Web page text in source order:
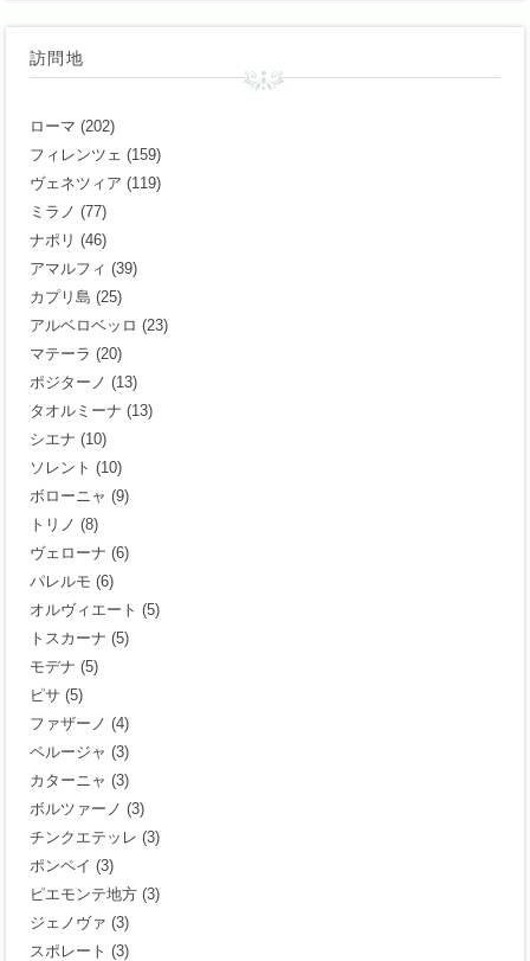
訪問地
ローマ (202)
フィレンツェ (159)
ヴェネツィア (119)
ミラノ (77)
ナポリ (46)
アマルフィ (39)
カプリ島 (25)
アルベロベッロ (23)
マテーラ (20)
ポジターノ (13)
タオルミーナ (13)
シエナ (10)
ソレント (10)
ボローニャ (9)
トリノ (8)
ヴェローナ (6)
パレルモ (6)
オルヴィエート (5)
トスカーナ (5)
モデナ (5)
ピサ (5)
ファザーノ (4)
ペルージャ (3)
カターニャ (3)
ボルツァーノ (3)
チンクエテッレ (3)
ポンペイ (3)
ピエモンテ地方 (3)
ジェノヴァ (3)
スポレート (3)